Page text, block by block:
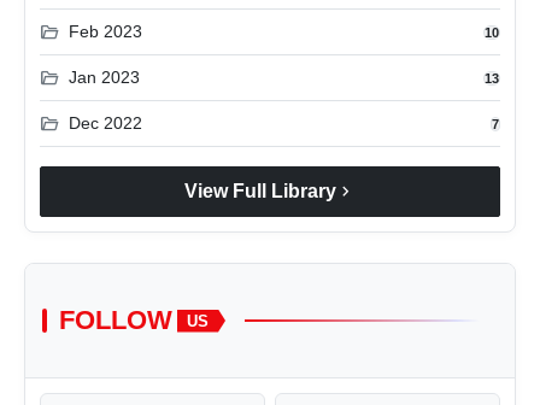
folder_open Feb 2023 10
folder_open Jan 2023 13
folder_open Dec 2022 7
View Full Library chevron_right
FOLLOW US